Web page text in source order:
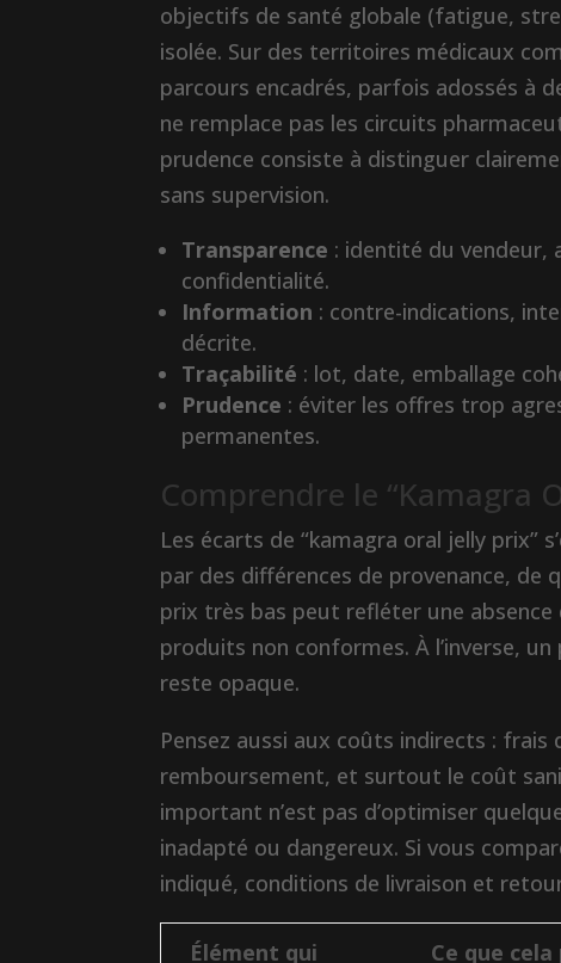
objectifs de santé globale (fatigue,
isolée. Sur des territoires médicaux
parcours encadrés, parfois adossés à
ne remplace pas les circuits
prudence consiste à distinguer
sans supervision.
Transparence : identité du vendeur,
confidentialité.
Information : contre-indications,
décrite.
Traçabilité : lot, date, emballage
Prudence : éviter les offres trop
permanentes.
Comprendre le “Kamagra
Les écarts de “kamagra oral jelly prix”
par des différences de provenance, de
prix très bas peut refléter une
produits non conformes. À l’inverse,
reste opaque.
Pensez aussi aux coûts indirects :
remboursement, et surtout le coût
important n’est pas d’optimiser
inadapté ou dangereux. Si vous
indiqué, conditions de livraison et
Élément qui
Ce que